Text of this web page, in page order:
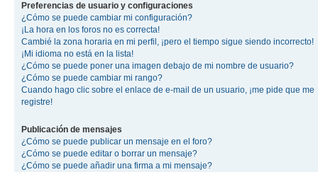
Preferencias de usuario y configuraciones
¿Cómo se puede cambiar mi configuración?
¡La hora en los foros no es correcta!
Cambié la zona horaria en mi perfil, ¡pero el tiempo sigue siendo incorrecto!
¡Mi idioma no está en la lista!
¿Cómo se puede poner una imagen debajo de mi nombre de usuario?
¿Cómo se puede cambiar mi rango?
Cuando hago clic sobre el enlace de e-mail de un usuario, ¡me pide que me
registre!
Publicación de mensajes
¿Cómo se puede publicar un mensaje en el foro?
¿Cómo se puede editar o borrar un mensaje?
¿Cómo se puede añadir una firma a mi mensaje?